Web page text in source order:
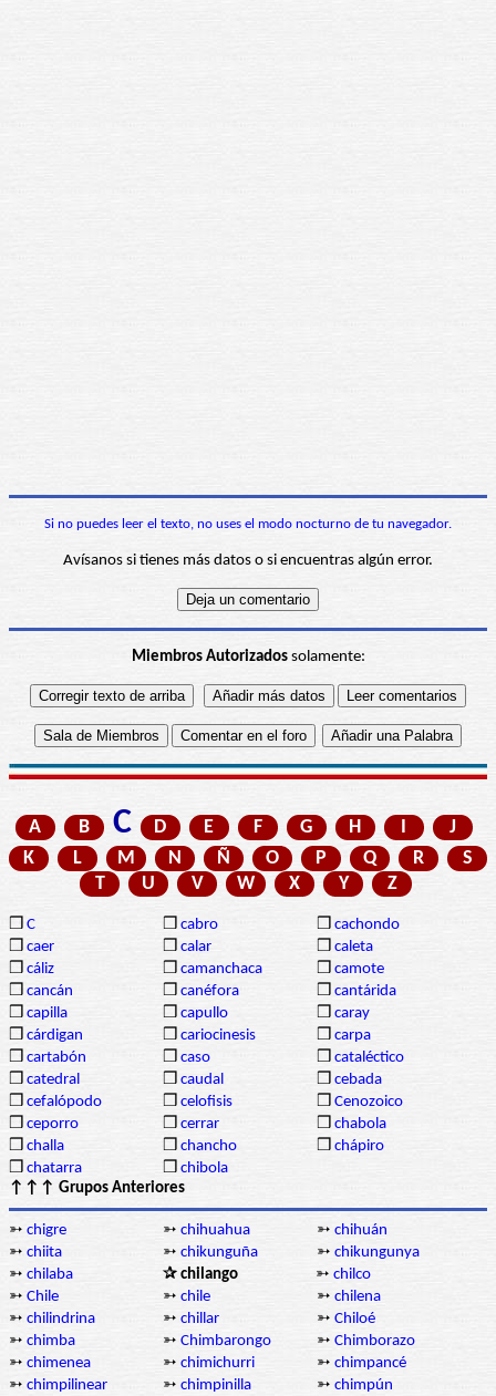
Si no puedes leer el texto, no uses el modo nocturno de tu navegador.
Avísanos si tienes más datos o si encuentras algún error.
Miembros Autorizadossolamente:
A B C D E F G H I
J
K
L M N Ñ O P Q R
S
T
U V W X Y Z
❒ C ❒ cabro ❒ cachondo
❒ caer ❒ calar ❒ caleta
❒ cáliz ❒ camanchaca ❒ camote
❒ cancán ❒ canéfora ❒ cantárida
❒ capilla ❒ capullo ❒ caray
❒ cárdigan ❒ cariocinesis ❒ carpa
❒ cartabón ❒ caso ❒ cataléctico
❒ catedral ❒ caudal ❒ cebada
❒ cefalópodo ❒ celofisis ❒ Cenozoico
❒ ceporro ❒ cerrar ❒ chabola
❒ challa ❒ chancho ❒ chápiro
❒ chatarra ❒ chibola
↑↑↑ Grupos Anteriores
➳ chigre ➳ chihuahua ➳ chihuán
➳ chiita ➳ chikunguña ➳ chikungunya
➳ chilaba ✰ chilango ➳ chilco
➳ Chile ➳ chile ➳ chilena
➳ chilindrina ➳ chillar ➳ Chiloé
➳ chimba ➳ Chimbarongo ➳ Chimborazo
➳ chimenea ➳ chimichurri ➳ chimpancé
➳ chimpilinear ➳ chimpinilla ➳ chimpún